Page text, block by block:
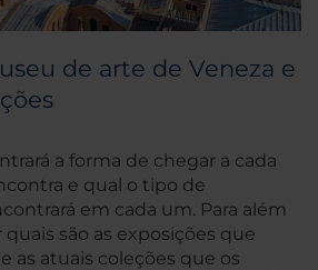
de arte de Veneza e
a forma de chegar a cada
e qual o tipo de
em cada um. Para além
são as exposições que
as atuais coleções que os